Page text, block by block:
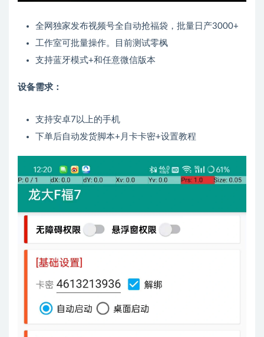
全网独家发布视频号全自动抢福袋，批量日产3000+
工作室可批量操作。目前测试零枫
支持蓝牙模式+和任意微信版本
设备需求：
支持安卓7以上的手机
下单后自动发货脚本+月卡卡密+设置教程